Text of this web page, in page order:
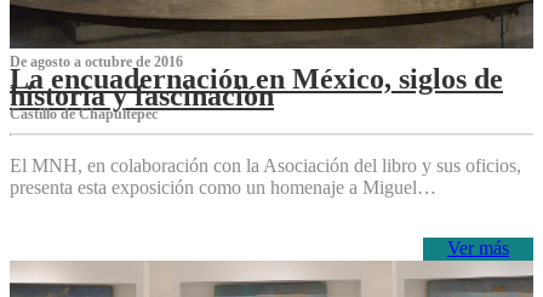
De agosto a octubre de 2016
La encuadernación en México, siglos de
historia y fascinación
Castillo de Chapultepec
El MNH, en colaboración con la Asociación del libro y sus oficios,
presenta esta exposición como un homenaje a Miguel…
Ver más